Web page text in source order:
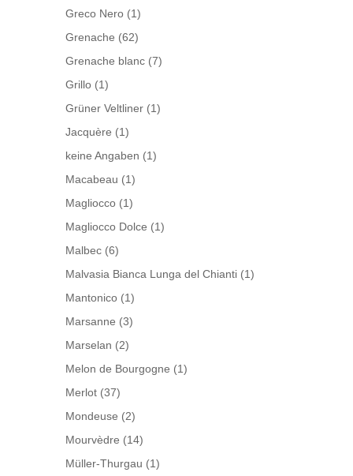
Greco Nero (1)
Grenache (62)
Grenache blanc (7)
Grillo (1)
Grüner Veltliner (1)
Jacquère (1)
keine Angaben (1)
Macabeau (1)
Magliocco (1)
Magliocco Dolce (1)
Malbec (6)
Malvasia Bianca Lunga del Chianti (1)
Mantonico (1)
Marsanne (3)
Marselan (2)
Melon de Bourgogne (1)
Merlot (37)
Mondeuse (2)
Mourvèdre (14)
Müller-Thurgau (1)